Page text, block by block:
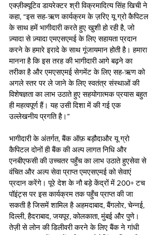
एक्ज़ीक्यूटिव डायरेक्टर श्री विक्रमादित्य सिंह खिची ने
कहा, “इस सह-ऋण कार्यक्रम के ज़रिए यू ग्रो कैपिटल
के साथ हमें भागीदारी करते हुए खुशी हो रही है, जो
ज़्यादा से ज़्यादा एमएसएमई के लिए सहायता प्रदान
करने के हमारे इरादे के साथ गूंजायमान होती है। हमारा
मानना है कि इस तरह की भागीदारी आगे बढ़ने का
तरीका है और एमएसएमई सेगमेंट के लिए सह-ऋण को
अगले स्तर पर ले जाने के लिए स्वतंत्र संस्थाओं की
विशेषज्ञता का लाभ उठाते हुए सहयोगात्मक प्रयास बहुत
ही महत्वपूर्ण हैं। यह उसी दिशा में की गई एक
उल्लेखनीय प्रगति है।”
भागीदारी के अंतर्गत, बैंक ऑफ़ बड़ौदाऔर यू ग्रो
कैपिटल दोनों ही बैंक की अल्प लागत निधि और
एनबीएफसी की उच्चतर पहुँच का लाभ उठाते हुएसेवा से
वंचित और अल्प सेवा प्राप्त एमएसएमई को सेवाएं
प्रदान करेंगे। पूरे देश के नौ बड़े केंद्रों में 200+ टच
पॉइंट्स पर इस कार्यक्रम तक पहुँच प्राप्त की जा
सकती है जिसमें शामिल है अहमदाबाद, बैंगलोर, चेन्नई,
दिल्ली, हैदराबाद, जयपूर, कोलकाता, मुंबई और पुणे।
तेज़ी से लोन की डिलीवरी करने के लिए बैंक ने गांधी